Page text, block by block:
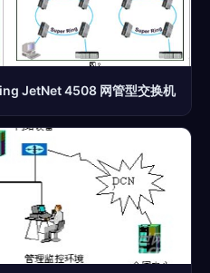
JetNet 4508 网管型交换机